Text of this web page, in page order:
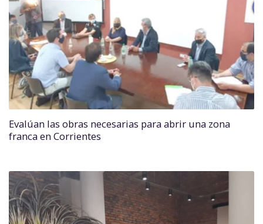
Evalúan las obras necesarias para abrir una zona
franca en Corrientes